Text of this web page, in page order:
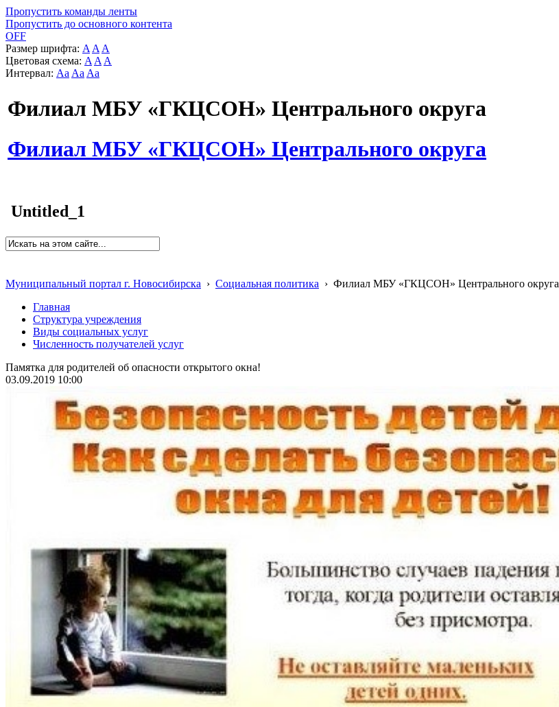
Пропустить команды ленты
Пропустить до основного контента
OFF
Размер шрифта: A A A
Цветовая схема: A A A
Интервал: Aa Aa Aa
Филиал МБУ «ГКЦСОН» Центрального округа
Филиал МБУ «ГКЦСОН» Центрального округа
Untitled_1
Муниципальный портал г. Новосибирска › Социальная политика › Филиал МБУ «ГКЦСОН» Центрального округа
Главная
Структура учреждения
Виды социальных услуг
Численность получателей услуг
Памятка для родителей об опасности открытого окна!
03.09.2019 10:00